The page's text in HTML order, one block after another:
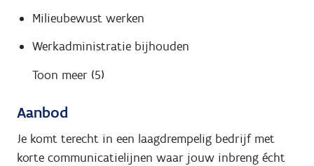
Milieubewust werken
Werkadministratie bijhouden
Toon meer (5)
Aanbod
Je komt terecht in een laagdrempelig bedrijf met
korte communicatielijnen waar jouw inbreng écht